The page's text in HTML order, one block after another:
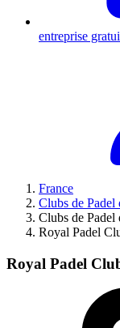
entreprise
France
Clubs de Padel
Clubs de Padel
Royal Padel
Royal Padel